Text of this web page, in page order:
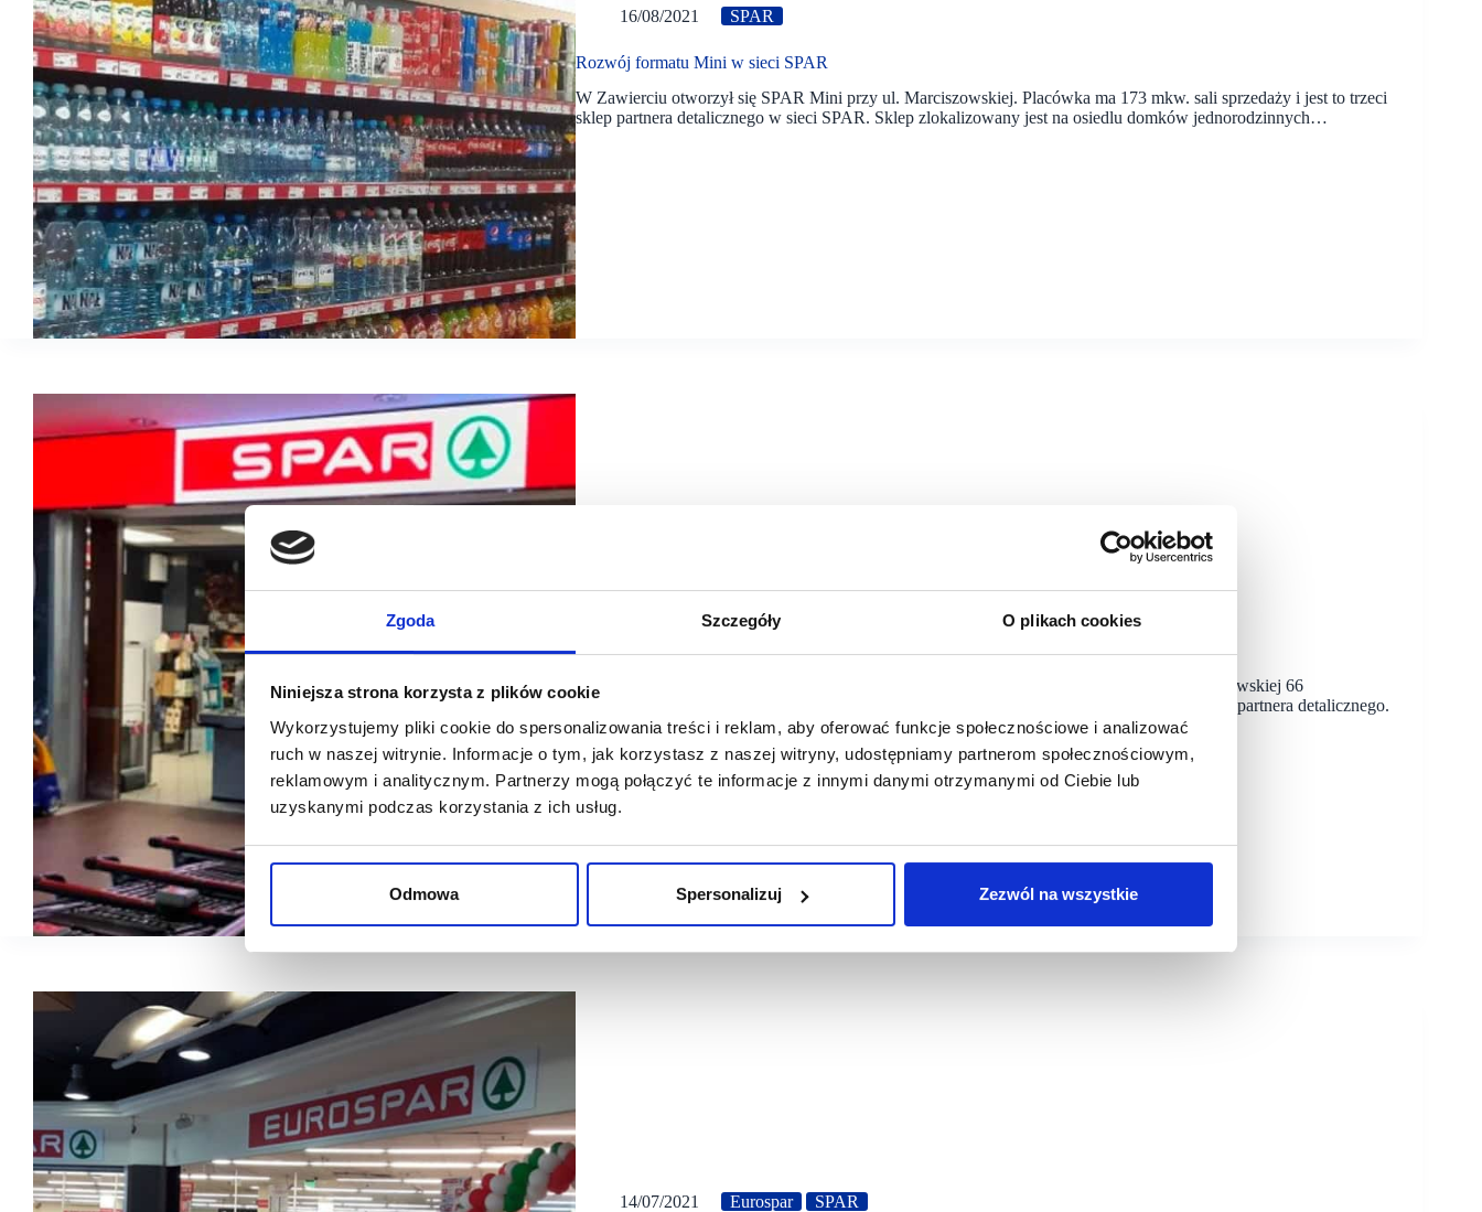
Zgoda Szczegóły O plikach cookies
Niniejsza strona korzysta z plików cookie
Wykorzystujemy pliki cookie do spersonalizowania treści i reklam, aby oferować funkcje społecznościowe i analizować
ruch w naszej witrynie. Informacje o tym, jak korzystasz z naszej witryny, udostępniamy partnerom społecznościowym,
reklamowym i analitycznym. Partnerzy mogą połączyć te informacje z innymi danymi otrzymanymi od Ciebie lub
uzyskanymi podczas korzystania z ich usług.
Odmowa Spersonalizuj Zezwól na wszystkie
16/08/2021 SPAR
Rozwój formatu Mini w sieci SPAR
W Zawierciu otworzył się SPAR Mini przy ul. Marciszowskiej. Placówka ma 173 mkw. sali sprzedaży i jest to trzeci
sklep partnera detalicznego w sieci SPAR. Sklep zlokalizowany jest na osiedlu domków jednorodzinnych…
Supermarket w Luboniu zmienił logo na SPAR
Kolejny supermarket zmienił logo na SPAR – tym razem placówka w Luboniu przy ul. Żabikowskiej 66
(woj. wielkopolskie). Sklep ma 474 mkw. sali sprzedaży i jest prowadzony przez niezależnego partnera detalicznego.
Nowy…
14/07/2021 Eurospar SPAR